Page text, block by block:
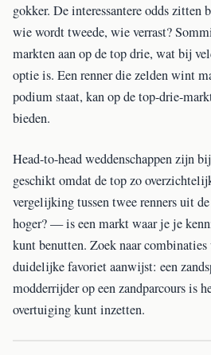
gokker. De interessantere odds zitten
wie wordt tweede, wie verrast?
markten aan op de top drie, wat bij
optie is. Een renner die zelden wint
podium staat, kan op de top-drie-
bieden.
Head-to-head weddenschappen zijn
geschikt omdat de top zo
vergelijking tussen twee renners uit
hoger? — is een markt waar je je
kunt benutten. Zoek naar combinaties
duidelijke favoriet aanwijst: een
modderrijder op een zandparcours is
overtuiging kunt inzetten.